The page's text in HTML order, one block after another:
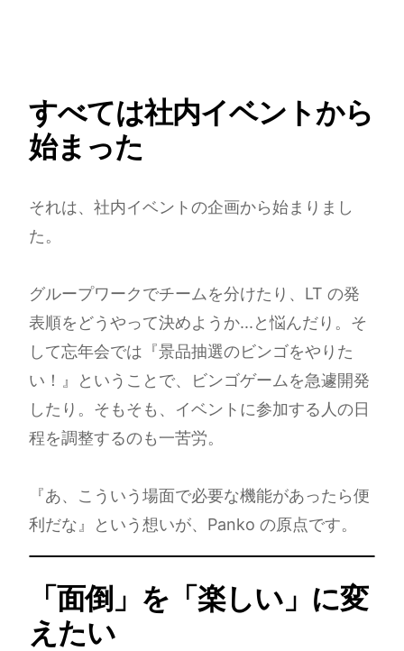
すべては社内イベントから
始まった
それは、社内イベントの企画から始まりまし
た。
グループワークでチームを分けたり、LT の発
表順をどうやって決めようか...と悩んだり。そ
して忘年会では『景品抽選のビンゴをやりた
い！』ということで、ビンゴゲームを急遽開発
したり。そもそも、イベントに参加する人の日
程を調整するのも一苦労。
『あ、こういう場面で必要な機能があったら便
利だな』という想いが、Panko の原点です。
「面倒」を「楽しい」に変
えたい